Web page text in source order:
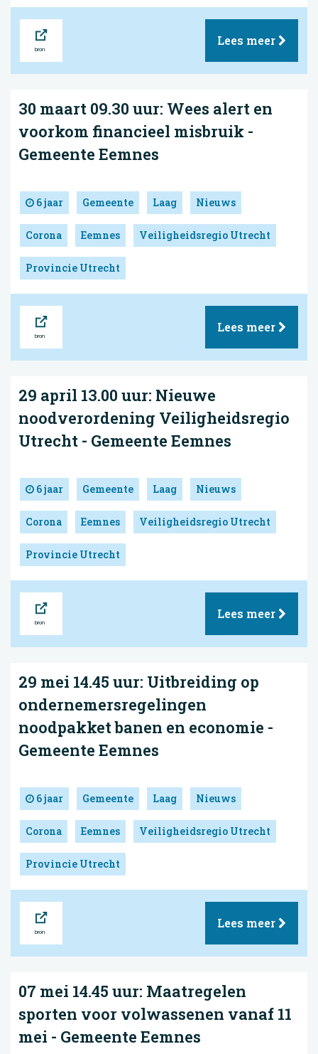
Lees meer
30 maart 09.30 uur: Wees alert en
voorkom financieel misbruik -
Gemeente Eemnes
6 jaar Gemeente Laag Nieuws
Corona Eemnes Veiligheidsregio Utrecht
Provincie Utrecht
Lees meer
29 april 13.00 uur: Nieuwe
noodverordening Veiligheidsregio
Utrecht - Gemeente Eemnes
6 jaar Gemeente Laag Nieuws
Corona Eemnes Veiligheidsregio Utrecht
Provincie Utrecht
Lees meer
29 mei 14.45 uur: Uitbreiding op
ondernemersregelingen
noodpakket banen en economie -
Gemeente Eemnes
6 jaar Gemeente Laag Nieuws
Corona Eemnes Veiligheidsregio Utrecht
Provincie Utrecht
Lees meer
07 mei 14.45 uur: Maatregelen
sporten voor volwassenen vanaf 11
mei - Gemeente Eemnes